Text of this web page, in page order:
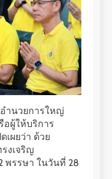
ำนวยการใหญ่
อผู้ให้บริการ
เผยว่า ด้วย
งเจริญ
พรรษา ในวันที่ 28